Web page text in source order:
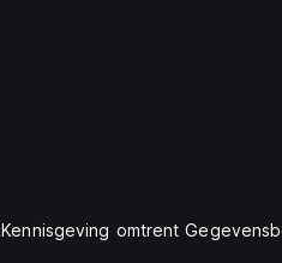
Kennisgeving omtrent